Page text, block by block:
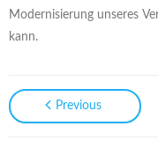
Modernisierung unseres
kann.
Previous